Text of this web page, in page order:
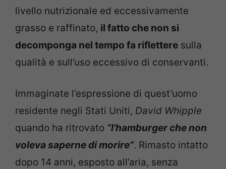
livello nutrizionale ed eccessivamente
grasso e raffinato, il fatto che non si
decomponga nel tempo fa riflettere sulla
qualità e sull’uso eccessivo di conservanti.
Immaginate l’espressione di quest’uomo
residente negli Stati Uniti, David Whipple
quando ha ritrovato “l’hamburger che non
voleva saperne di morire”. Rimasto intatto
dopo 14 anni, esposto all’aria, senza